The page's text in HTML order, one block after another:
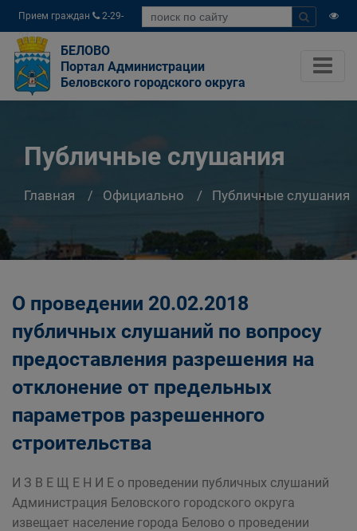
Прием граждан
2-29-
04
БЕЛОВО
Портал Администрации
Беловского городского округа
Публичные слушания
Главная Официально Публичные слушания
О проведении 20.02.2018
публичных слушаний по вопросу
предоставления разрешения на
отклонение от предельных
параметров разрешенного
строительства
И З В Е Щ Е Н И Е о проведении публичных слушаний
Администрация Беловского городского округа
извещает население города Белово о проведении